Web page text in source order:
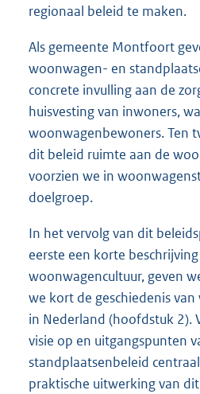
regionaal beleid te maken.
Als gemeente Montfoort
woonwagen- en
concrete invulling aan de
huisvesting van inwoners,
woonwagenbewoners. Ten
dit beleid ruimte aan de
voorzien we in
doelgroep.
In het vervolg van dit
eerste een korte
woonwagencultuur, geven
we kort de geschiedenis
in Nederland (hoofdstuk 2).
visie op en uitgangspunten
standplaatsenbeleid
praktische uitwerking van